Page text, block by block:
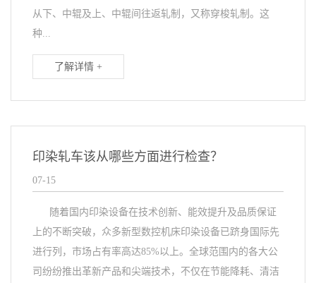
从下、中辊及上、中辊间往返轧制，又称穿梭轧制。这
种...
了解详情 +
印染轧车该从哪些方面进行检查？
07-15
随着国内印染设备在技术创新、能效提升及品质保证
上的不断突破，众多新型数控机床印染设备已跻身国际先
进行列，市场占有率高达85%以上。全球范围内的各大公
司纷纷推出革新产品和尖端技术，不仅在节能降耗、清洁